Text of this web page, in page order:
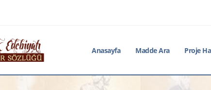
Anasayfa Madde Ara Proje